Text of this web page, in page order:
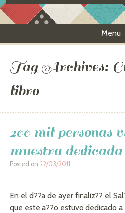
Menu
Tag Archives:
libro
200 mil personas
muestra
Posted on 22/03/2011
En el d??a de ayer finaliz?? el
que este a??o estuvo dedicado